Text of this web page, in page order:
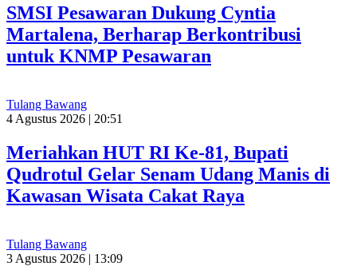
SMSI Pesawaran Dukung Cyntia
Martalena, Berharap Berkontribusi
untuk KNMP Pesawaran
Tulang Bawang
4 Agustus 2026 | 20:51
Meriahkan HUT RI Ke-81, Bupati
Qudrotul Gelar Senam Udang Manis di
Kawasan Wisata Cakat Raya
Tulang Bawang
3 Agustus 2026 | 13:09